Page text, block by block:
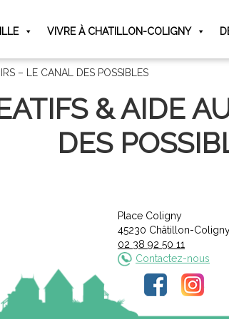
VIVRE À CHATILLON-COLIGNY
– LE CANAL DES POSSIBLES
& AIDE
DES
Place Coligny
45230 Châtillon-
02 38 92 50 11
Contactez-nous